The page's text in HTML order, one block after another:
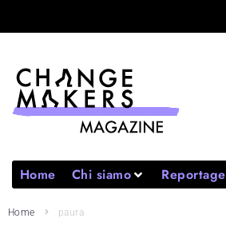
Home Chi siamo Reportage
Home paura